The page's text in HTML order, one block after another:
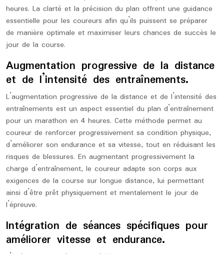
heures. La clarté et la précision du plan offrent une guidance
essentielle pour les coureurs afin qu’ils puissent se préparer
de manière optimale et maximiser leurs chances de succès le
jour de la course.
Augmentation progressive de la distance
et de l’intensité des entraînements.
L’augmentation progressive de la distance et de l’intensité des
entraînements est un aspect essentiel du plan d’entraînement
pour un marathon en 4 heures. Cette méthode permet au
coureur de renforcer progressivement sa condition physique,
d’améliorer son endurance et sa vitesse, tout en réduisant les
risques de blessures. En augmentant progressivement la
charge d’entraînement, le coureur adapte son corps aux
exigences de la course sur longue distance, lui permettant
ainsi d’être prêt physiquement et mentalement le jour de
l’épreuve.
Intégration de séances spécifiques pour
améliorer vitesse et endurance.